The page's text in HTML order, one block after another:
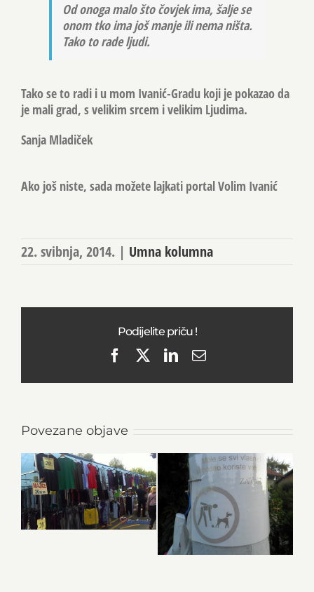
Od onoga malo što čovjek ima, šalje se
onom tko ima još manje ili nema ništa.
Tako to rade ljudi.
Tako se to radi i u mom Ivanić-Gradu koji je pokazao da
je mali grad, s velikim srcem i velikim Ljudima.
Sanja Mladiček
Ako još niste, sada možete lajkati portal Volim Ivanić
22. svibnja, 2014. | Umna kolumna
Podijelite priču !
FacebookLinkedIn
Email
Povezane objave